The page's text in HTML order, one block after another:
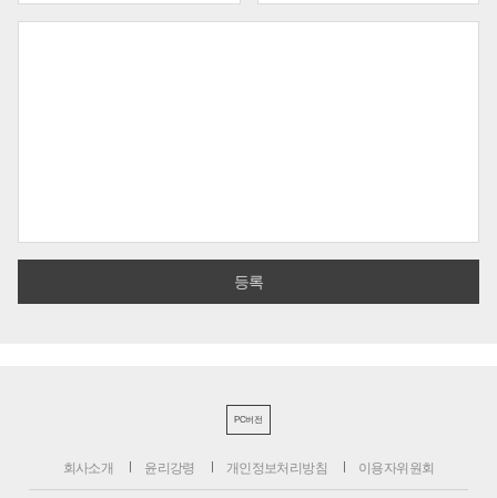
PC버전
회사소개 윤리강령 개인정보처리방침 이용자위원회